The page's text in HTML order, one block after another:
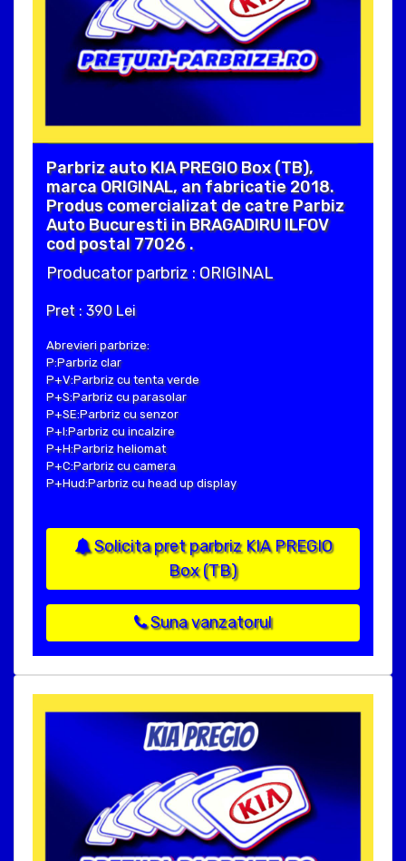
Parbriz auto KIA PREGIO Box (TB),
marca ORIGINAL, an fabricatie 2018.
Produs comercializat de catre Parbiz
Auto Bucuresti in BRAGADIRU ILFOV
cod postal 77026 .
Producator parbriz : ORIGINAL
Pret : 390 Lei
Abrevieri parbrize:
P:Parbriz clar
P+V:Parbriz cu tenta verde
P+S:Parbriz cu parasolar
P+SE:Parbriz cu senzor
P+I:Parbriz cu incalzire
P+H:Parbriz heliomat
P+C:Parbriz cu camera
P+Hud:Parbriz cu head up display
Solicita pret parbriz KIA PREGIO
Box (TB)
Suna vanzatorul